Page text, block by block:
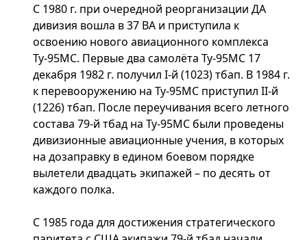
С 1980 г. при очередной реорганизации ДА
дивизия вошла в 37 ВА и приступила к
освоению нового авиационного комплекса
Ту-95МС. Первые два самолёта Ту-95МС 17
декабря 1982 г. получил I-й (1023) тбап. В 1984 г.
к перевооружению на Ту-95МС приступил II-й
(1226) тбап. После переучивания всего летного
состава 79-й тбад на Ту-95МС были проведены
дивизионные авиационные учения, в которых
на дозаправку в едином боевом порядке
вылетели двадцать экипажей – по десять от
каждого полка.
С 1985 года для достижения стратегического